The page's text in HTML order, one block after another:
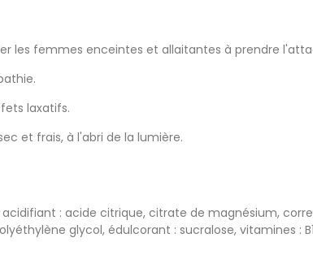
les femmes enceintes et allaitantes à prendre
laxatifs.
et frais, à l'abri de la lumière.
: acide citrique, citrate de magnésium,
glycol, édulcorant : sucralose, vitamines :